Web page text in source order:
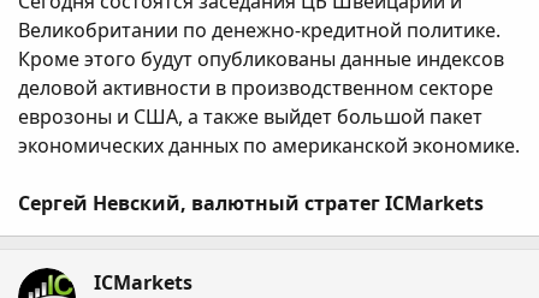
Великобритании по денежно-кредитной политике.
Кроме этого будут опубликованы данные индексов
деловой активности в производственном секторе
еврозоны и США, а также выйдет большой пакет
экономических данных по американской экономике.
Сергей Невский, валютный стратег ICMarkets
ICMarkets